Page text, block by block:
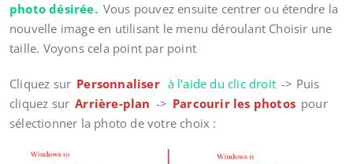
photo désirée. Vous pouvez ensuite centrer ou étendre la
nouvelle image en utilisant le menu déroulant Choisir une
taille. Voyons cela point par point
Cliquez sur Personnaliser à l’aide du clic droit -> Puis
cliquez sur Arrière-plan -> Parcourir les photos pour
sélectionner la photo de votre choix :